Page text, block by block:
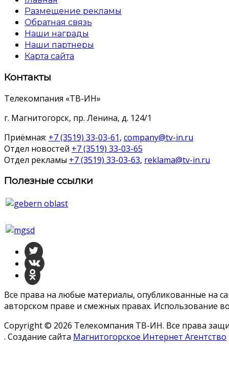
Размещение рекламы
Обратная связь
Наши награды
Наши партнеры
Карта сайта
Контакты
Телекомпания «ТВ-ИН»
г. Магнитогорск, пр. Ленина, д. 124/1
Приёмная: +7 (3519) 33-03-61, company@tv-in.ru
Отдел новостей +7 (3519) 33-03-65
Отдел рекламы +7 (3519) 33-03-63, reklama@tv-in.ru
Полезные ссылки
Все права на любые материалы, опубликованные на
авторском праве и смежных правах. Использование
Copyright © 2026 Телекомпания ТВ-ИН. Все права
. Создание сайта Магнитогорское Интернет Агентство